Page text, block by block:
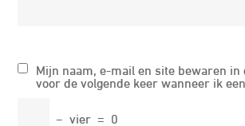
Mijn naam, e-mail en site bewaren
voor de volgende keer wanneer ik
− vier = 0